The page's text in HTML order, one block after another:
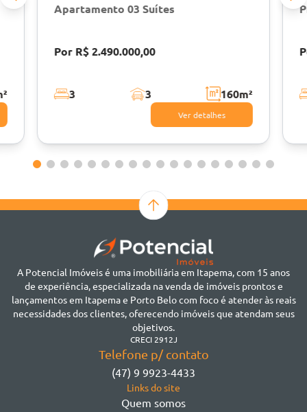
Apartamento 03 Suítes
Por R$ 2.490.000,00
3 3 160m²
Ver detalhes
A Potencial Imóveis é uma imobiliária em Itapema, com 15 anos
de experiência, especializada na venda de imóveis prontos e
lançamentos em Itapema e Porto Belo com foco é atender às reais
necessidades dos clientes, oferecendo imóveis que atendam seus
objetivos.
CRECI 2912J
Telefone p/ contato
(47) 9 9923-4433
Links do site
Quem somos